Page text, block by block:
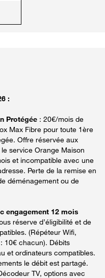
:
Protégée : 20€/mois de
Max Fibre pour toute 1ère
Offre réservée aux
service Orange Maison
et incompatible avec une
Perte de la remise en
déménagement ou de
engagement 12 mois
réserve d’éligibilité et de
(Répéteur Wifi,
10€ chacun). Débits
et ordinateurs compatibles.
le débit est partagé.
TV, options avec